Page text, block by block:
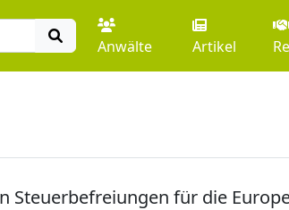
Anwälte Artikel
Steuerbefreiungen für die